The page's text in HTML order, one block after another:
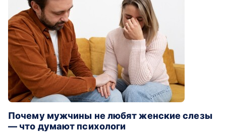
Почему мужчины не любят женские слезы
— что думают психологи